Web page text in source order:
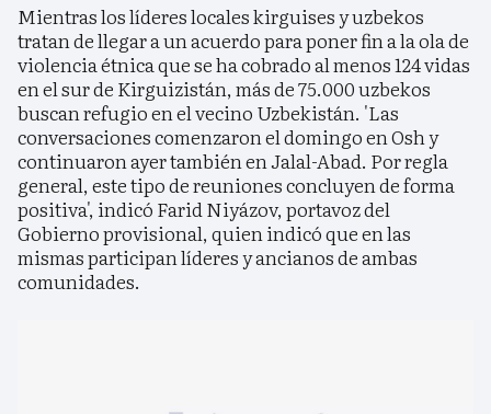
Mientras los líderes locales kirguises y uzbekos
tratan de llegar a un acuerdo para poner fin a la ola de
violencia étnica que se ha cobrado al menos 124 vidas
en el sur de Kirguizistán, más de 75.000 uzbekos
buscan refugio en el vecino Uzbekistán. 'Las
conversaciones comenzaron el domingo en Osh y
continuaron ayer también en Jalal-Abad. Por regla
general, este tipo de reuniones concluyen de forma
positiva', indicó Farid Niyázov, portavoz del
Gobierno provisional, quien indicó que en las
mismas participan líderes y ancianos de ambas
comunidades.